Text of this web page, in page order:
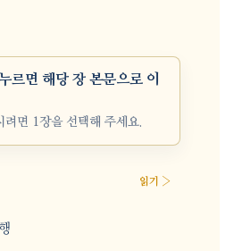
르면 해당 장 본문으로 이
려면 1장을 선택해 주세요.
읽기 ›